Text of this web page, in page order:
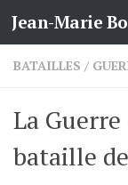
Skip to content
Jean-Marie
BATAILLES /
La Guerre
bataille